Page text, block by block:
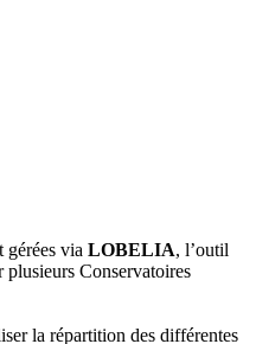
gérées via LOBELIA, l’outil
plusieurs Conservatoires
la répartition des différentes